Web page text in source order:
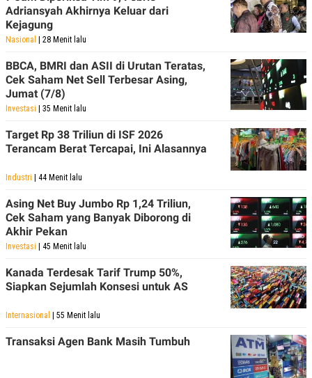
Adriansyah Akhirnya Keluar dari
Kejagung
Nasional | 28 Menit lalu
BBCA, BMRI dan ASII di Urutan Teratas,
Cek Saham Net Sell Terbesar Asing,
Jumat (7/8)
Investasi | 35 Menit lalu
Target Rp 38 Triliun di ISF 2026
Terancam Berat Tercapai, Ini Alasannya
Industri | 44 Menit lalu
Asing Net Buy Jumbo Rp 1,24 Triliun,
Cek Saham yang Banyak Diborong di
Akhir Pekan
Investasi | 45 Menit lalu
Kanada Terdesak Tarif Trump 50%,
Siapkan Sejumlah Konsesi untuk AS
Internasional | 55 Menit lalu
Transaksi Agen Bank Masih Tumbuh